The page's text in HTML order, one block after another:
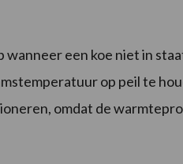
een koe niet in
op peil te
omdat de